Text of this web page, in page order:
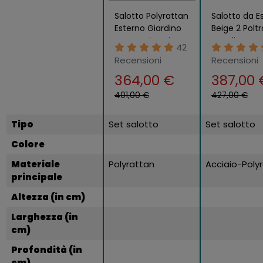
Salotto Polyrattan
Esterno Giardino
Rattan Sintetico
Divano 2 Poltrone
Tavolino
42
Recensioni
364,00 €
401,00 €
Salotto da
Beige 2
Tavolino
Recensioni
387,00
427,00 €
Tipo Set salotto Set salotto
Colore
Materiale
principale
Polyrattan Acciaio-
Altezza (in cm)
Larghezza (in
cm)
Profondità (in